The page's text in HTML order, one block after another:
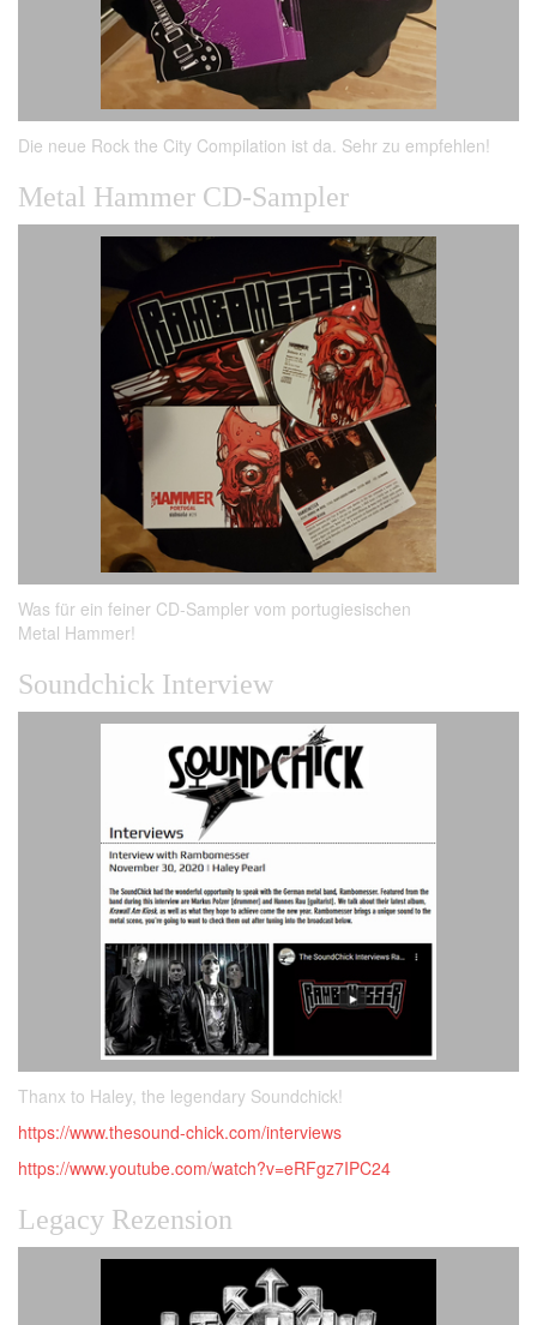
Die neue Rock the City Compilation ist da. Sehr zu empfehlen!
Metal Hammer CD-Sampler
Was für ein feiner CD-Sampler vom portugiesischen
Metal Hammer!
Soundchick Interview
Thanx to Haley, the legendary Soundchick!
https://www.thesound-chick.com/interviews
https://www.youtube.com/watch?v=eRFgz7IPC24
Legacy Rezension